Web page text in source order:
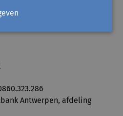
Antwerpen, afdeling